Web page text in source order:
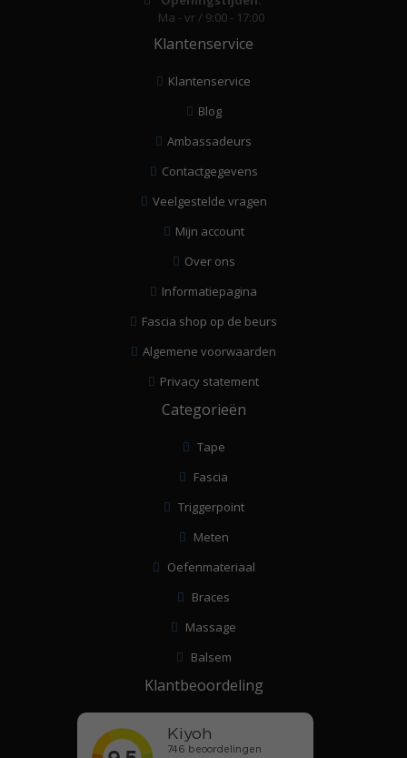
Ma - vr / 9:00 - 17:00
Klantenservice
Klantenservice
Blog
Ambassadeurs
Contactgegevens
Veelgestelde vragen
Mijn account
Over ons
Informatiepagina
Fascia shop op de beurs
Algemene voorwaarden
Privacy statement
Categorieën
Tape
Fascia
Triggerpoint
Meten
Oefenmateriaal
Braces
Massage
Balsem
Klantbeoordeling